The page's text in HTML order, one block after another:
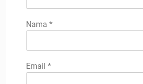
Nama *
Email *